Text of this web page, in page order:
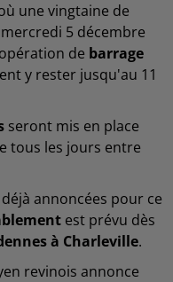
une vingtaine de
5 décembre
de barrage
y rester jusqu'au 11
seront mis en place
tous les jours entre
annoncées pour ce
est prévu dès
à Charleville.
revinois annonce